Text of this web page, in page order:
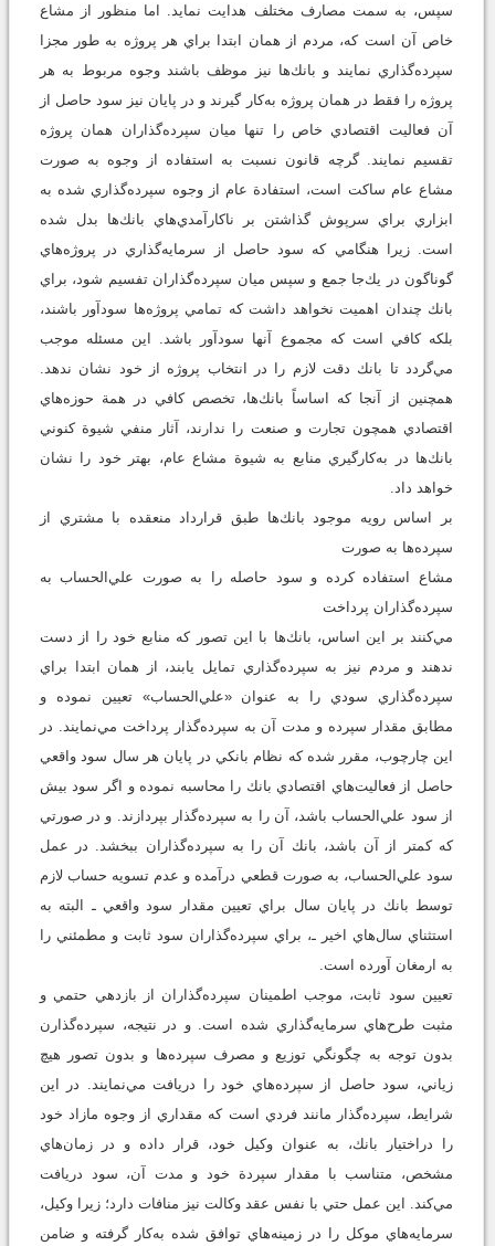
سپس، به سمت مصارف مختلف هدايت نمايد. اما منظور از مشاع
خاص آن است كه، مردم از همان ابتدا براي هر پروژه به طور مجزا
سپرده‌گذاري نمايند و بانك‌ها نيز موظف باشند وجوه مربوط به هر
پروژه را فقط در همان پروژه به‌كار گيرند و در پايان نيز سود حاصل از
آن فعاليت اقتصادي خاص را تنها ميان سپرده‌گذاران همان پروژه
تقسيم نمايند. گرچه قانون نسبت به استفاده از وجوه به صورت
مشاع عام ساكت است، استفادة عام از وجوه سپرده‌گذاري شده به
ابزاري براي سرپوش گذاشتن بر ناكارآمدي‌هاي بانك‌ها بدل شده
است. زيرا هنگامي كه سود حاصل از سرمايه‌گذاري در پروژه‌هاي
گوناگون در يك‌جا جمع و سپس ميان سپرده‌گذاران تفسيم شود، براي
بانك چندان اهميت نخواهد داشت كه تمامي پروژه‌ها سودآور باشند،
بلكه كافي است كه مجموع آنها سود‌آور باشد. اين مسئله موجب
مي‌گردد تا بانك دقت لازم را در انتخاب پروژه از خود نشان ندهد.
همچنين از آنجا كه اساساً بانك‌ها، تخصص كافي در همة حوزه‌‌‌‌‌‌‌‌‌‌‌‌‌‌‌‌‌‌‌‌‌‌‌‌‌‌‌هاي
اقتصادي همچون تجارت و صنعت را ندارند، آثار منفي شيوة كنوني
بانك‌ها در به‌كارگيري منابع به شيوة مشاع عام، بهتر خود را نشان
خواهد داد.
بر اساس رويه موجود بانك‌ها طبق قرارداد منعقده با مشتري از
سپرده‌ها به صورت
مشاع استفاده كرده و سود حاصله را به صورت علي‌الحساب به
سپرده‌گذاران پرداخت
مي‌كنند بر اين اساس، بانك‌ها با اين تصور كه منابع خود را از دست
ندهند و مردم نيز به سپرده‌گذاري تمايل يابند، از همان ابتدا براي
سپرده‌گذاري سودي را به عنوان «علي‌الحساب» تعيين نموده و
مطابق مقدار سپرده و مدت آن به سپرده‌گذار پرداخت مي‌نمايند. در
اين چارچوب، مقرر شده كه نظام بانكي در پايان هر سال سود واقعي
حاصل از فعاليت‌هاي اقتصادي بانك را محاسبه نموده و اگر سود بيش
از سود علي‌الحساب باشد، آن‌ را به سپرده‌گذار بپردازند. و در صورتي
كه كمتر از آن باشد، بانك آن را به سپرده‌گذاران ببخشد. در عمل
سود علي‌الحساب، به صورت قطعي درآمده و عدم تسويه حساب لازم
توسط بانك در پايان سال براي تعيين مقدار سود واقعي ـ البته به
استثناي سال‌هاي اخير ـ، براي سپرده‌گذاران سود ثابت و مطمئني را
به ارمغان آورده است.
تعيين سود ثابت، موجب اطمينان سپرده‌گذاران از بازدهي حتمي و
مثبت طرح‌هاي سرمايه‌گذاري شده است. و در نتيجه، سپرده‌گذارن
بدون توجه به چگونگي توزيع و مصرف سپرده‌ها و بدون تصور هيچ
زياني، سود حاصل از سپرده‌هاي خود را دريافت مي‌نمايند. در اين
شرايط، سپرده‌گذار مانند فردي است كه مقداري از وجوه مازاد خود
را دراختيار بانك، به عنوان وكيل خود، قرار داده و در زمان‌هاي
مشخص، متناسب با مقدار سپردة خود و مدت آن، سود دريافت
مي‌كند. اين عمل حتي با نفس عقد وكالت نيز منافات دارد؛ زيرا وكيل،
سرمايه‌هاي موكل را در زمينه‌هاي توافق شده به‌كار گرفته و ضامن